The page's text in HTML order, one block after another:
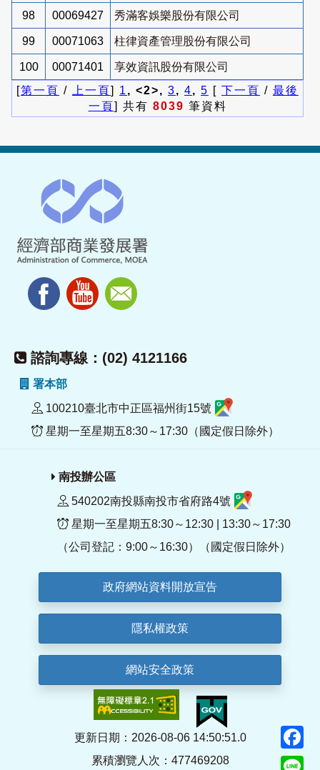
98 00069427 秀滿客娛樂股份有限公司
99 00071063 柱律資產管理股份有限公司
100 00071401
享效資訊股份有限公司
[第一頁 / 上一頁] 1 , <2>, 3, 4, 5 [ 下一頁 / 最後
一頁] 共有 8039 筆資料
諮詢專線：(02) 4121166
署本部
100210臺北市中正區福州街15號
星期一至星期五8:30～17:30（國定假日除外）
南投辦公區
540202南投縣南投市省府路4號
星期一至星期五8:30～12:30 | 13:30～17:30
（公司登記：9:00～16:30）（國定假日除外）
政府網站資料開放宣告
隱私權政策
網站安全政策
更新日期：2026-08-06 14:50:51.0
累積瀏覽人次：477469208